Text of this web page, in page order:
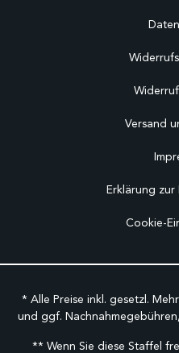
Versand
Erklärung
Cookie-
* Alle Preise inkl. gesetzl.
und ggf.
** Wenn Sie diese Staffel